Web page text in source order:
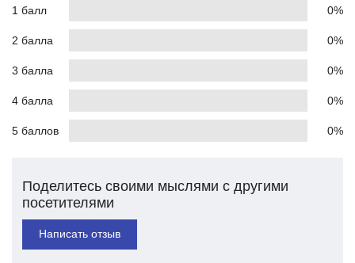
1 балл 0%
2 балла 0%
3 балла 0%
4 балла 0%
5 баллов 0%
Поделитесь своими мыслями с другими
посетителями
Написать отзыв